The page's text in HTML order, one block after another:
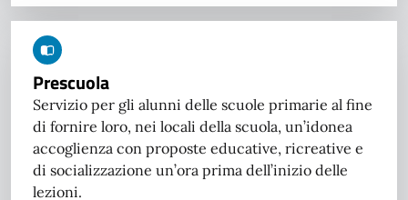
Prescuola
Servizio per gli alunni delle scuole primarie al fine
di fornire loro, nei locali della scuola, un’idonea
accoglienza con proposte educative, ricreative e
di socializzazione un’ora prima dell’inizio delle
lezioni.